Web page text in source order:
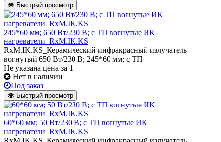
Быстрый просмотр
245*60 мм; 650 Вт/230 В; с ТП вогнутые ИК
нагреватели_RxM.IK.KS
RxM.IK.KS_Керамический инфракрасный излучатель
вогнутый 650 Вт/230 В; 245*60 мм; с ТП
Не указана цена за 1
Нет в наличии
Под заказ
Быстрый просмотр
60*60 мм; 50 Вт/230 В; с ТП вогнутые ИК
нагреватели_RxM.IK.KS
RxM.IK.KS_Керамический инфракрасный излучатель